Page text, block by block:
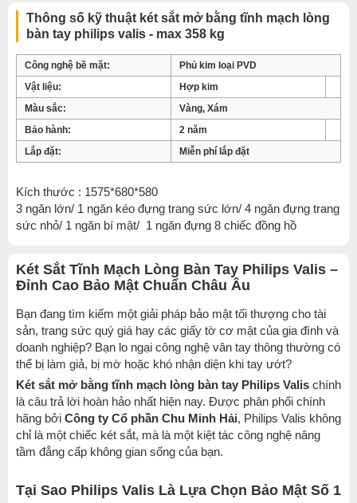
Thông số kỹ thuật két sắt mở bằng tĩnh mạch lòng
bàn tay philips valis - max 358 kg
Công nghệ bề mặt:
Phủ kim loại PVD
Vật liệu:
Hợp kim
Màu sắc:
Vàng, Xám
Bảo hành:
2 năm
Lắp đặt:
Miễn phí lắp đặt
Kích thước : 1575*680*580
3 ngăn lớn/ 1 ngăn kéo đựng trang sức lớn/ 4 ngăn đựng trang
sức nhỏ/ 1 ngăn bí mật/ 1 ngăn đựng 8 chiếc đồng hồ
Két Sắt Tĩnh Mạch Lòng Bàn Tay Philips Valis –
Đỉnh Cao Bảo Mật Chuẩn Châu Âu
Bạn đang tìm kiếm một giải pháp bảo mật tối thượng cho tài
sản, trang sức quý giá hay các giấy tờ cơ mật của gia đình và
doanh nghiệp? Bạn lo ngại công nghệ vân tay thông thường có
thể bị làm giả, bị mờ hoặc khó nhận diện khi tay ướt?
Két sắt mở bằng tĩnh mạch lòng bàn tay Philips Valis chính
là câu trả lời hoàn hảo nhất hiện nay. Được phân phối chính
hãng bởi Công ty Cổ phần Chu Minh Hải, Philips Valis không
chỉ là một chiếc két sắt, mà là một kiệt tác công nghệ nâng
tầm đẳng cấp không gian sống của bạn.
Tại Sao Philips Valis Là Lựa Chọn Bảo Mật Số 1